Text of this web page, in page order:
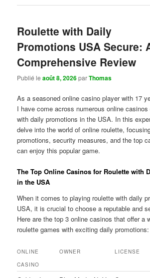
Roulette with Daily
Promotions USA Secure:
Comprehensive Review
Publié leaoût 8, 2026parThomas
As a seasoned online casino player with 17
I have come across numerous online casinos
with daily promotions in the USA. In this
delve into the world of online roulette,
promotions, security measures, and the top
can enjoy this popular game.
The Top Online Casinos for Roulette with
in the USA
When it comes to playing roulette with daily
USA, it is crucial to choose a reputable and
Here are the top 3 online casinos that offer a
roulette games with exciting daily promotions:
ONLINE
CASINO
OWNER LICENSE